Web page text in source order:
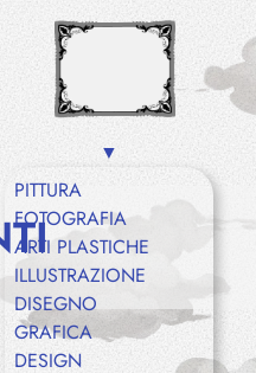
PITTURA
FOTOGRAFIA
ARTI PLASTICHE
ILLUSTRAZIONE
DISEGNO
GRAFICA
DESIGN